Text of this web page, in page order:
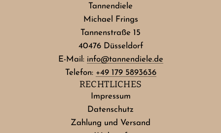
Tannendiele
Michael Frings
Tannenstraße 15
40476 Düsseldorf
E-Mail: info@tannendiele.de
Telefon: +49 179 5893636
RECHTLICHES
Impressum
Datenschutz
Zahlung und Versand